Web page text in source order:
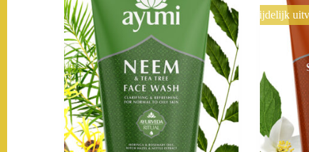
Tijdelijk